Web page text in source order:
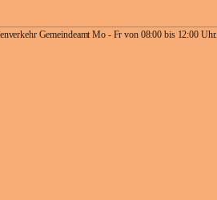
Gemeindeamt Mo - Fr von 08:00 bis 12:00 Uhr.